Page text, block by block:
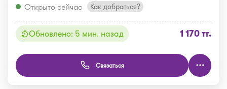
Открыто сейчас Как добраться?
Обновлено: 5 мин. назад 1 170 тг.
Связаться